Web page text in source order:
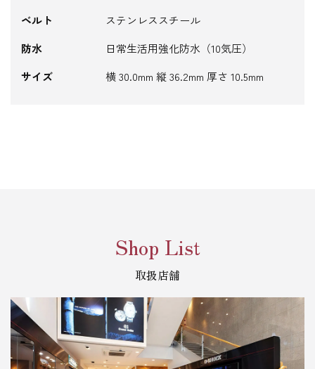
ベルト
ステンレススチール
防水
日常生活用強化防水（10気圧）
サイズ
横 30.0mm 縦 36.2mm 厚さ 10.5mm
Shop List
取扱店舗